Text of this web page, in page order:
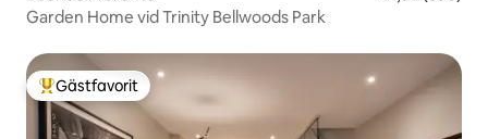
Garden Home vid Trinity Bellwoods Park
Populär gästfavorit
Gästfavorit